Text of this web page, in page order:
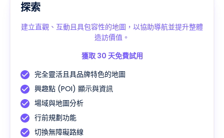
探索
建立直觀、互動且具包容性的地圖，以協助導航並提升整體
造訪價值。
獲取 30 天免費試用
完全靈活且具品牌特色的地圖
興趣點 (POI) 顯示與資訊
場域與地圖分析
行前規劃功能
切換無障礙路線